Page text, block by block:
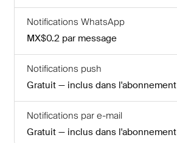
Notifications WhatsApp
MX$0.2 par message
Notifications push
Gratuit — inclus dans l'abonnement
Notifications par e-mail
Gratuit — inclus dans l'abonnement